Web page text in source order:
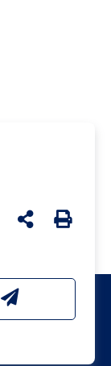
udostępnij na
Generuj